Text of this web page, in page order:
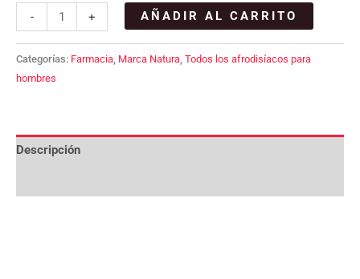
- + AÑADIR AL CARRITO
Categorías: Farmacia Marca Natura Todos los afrodisíacos para
hombres
Descripción